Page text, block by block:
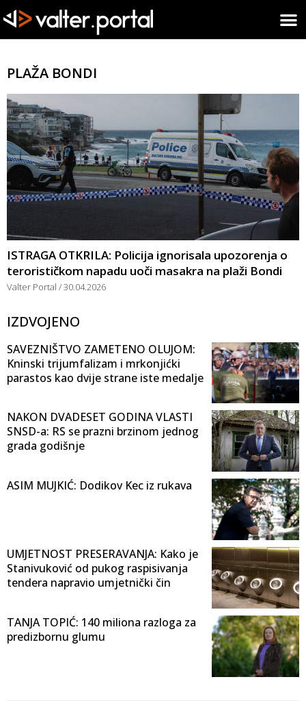
PLAŽA BONDI
ISTRAGA OTKRILA: Policija ignorisala upozorenja o
terorističkom napadu uoči masakra na plaži Bondi
Valter Portal 30.04.2026
IZDVOJENO
SAVEZNIŠTVO ZAMETENO OLUJOM:
Kninski trijumfalizam i mrkonjićki
parastos kao dvije strane iste medalje
NAKON DVADESET GODINA VLASTI
SNSD-a: RS se prazni brzinom jednog
grada godišnje
ASIM MUJKIĆ: Dodikov Kec iz rukava
UMJETNOST PRESERAVANJA: Kako je
Stanivuković od pukog raspisivanja
tendera napravio umjetnički čin
TANJA TOPIĆ: 140 miliona razloga za
predizbornu glumu